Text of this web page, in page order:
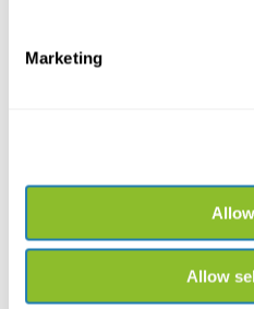
Marketing
Allow
Bleiben Sie über unsere neuesten
Entwicklungen informiert.